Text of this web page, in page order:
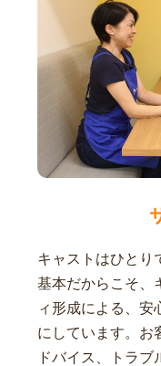
キャストはひとり
基本だからこそ、
ィ形成による、安
にしています。お
ドバイス、トラ